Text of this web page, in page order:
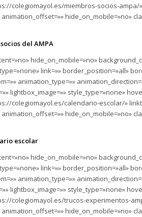
colegiomayol.es/miembros-socios-ampa/
hide_on_mobile=»no»
del AMPA
hide_on_mobile=»no»
link=»» border_position=»all»
animation_type=»»
lightbox_image=»» style_type=»none»
colegiomayol.es/calendario-escolar/»
hide_on_mobile=»no»
escolar
hide_on_mobile=»no»
link=»» border_position=»all»
animation_type=»»
lightbox_image=»» style_type=»none»
colegiomayol.es/trucos-experimentos-
hide_on_mobile=»no»